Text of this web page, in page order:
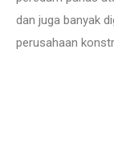
dan juga banyak
perusahaan